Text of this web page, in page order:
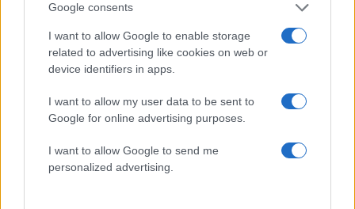
Google consents
I want to allow Google to enable storage
related to advertising like cookies on web or
device identifiers in apps.
I want to allow my user data to be sent to
Google for online advertising purposes.
I want to allow Google to send me
personalized advertising.
ΝΙΚΟΣ ΟΙΚΟΝΟΜΟΠΟΥΛΟΣ
Share:
Ακολουθήστε το Νewsit.gr στοGoogle News
ενημερωθείτε πρώτοι για όλη την ειδησεογραφία και τα